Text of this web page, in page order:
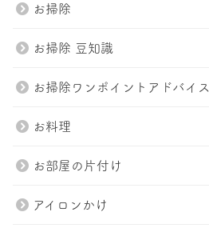
お掃除
お掃除 豆知識
お掃除ワンポイントアドバイス
お料理
お部屋の片付け
アイロンかけ